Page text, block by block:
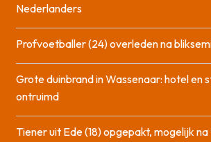
Nederlanders
Profvoetballer (24) overleden na
Grote duinbrand in Wassenaar: hotel en
ontruimd
Tiener uit Ede (18) opgepakt, mogelijk